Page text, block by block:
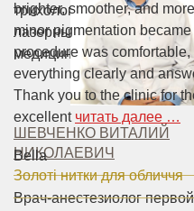
трихолог, специалист в
лазерных технологий в
медицины.
ШЕВЧЕНКО ВИТАЛИЙ
НИКОЛАЕВИЧ
Врач-анестезиолог первой
brighter, smoother, and
minor pigmentation
procedure was
everything clearly and
Thank you to the clinic for
excellent читать далее …
Bella
Золоті нитки для обличчя